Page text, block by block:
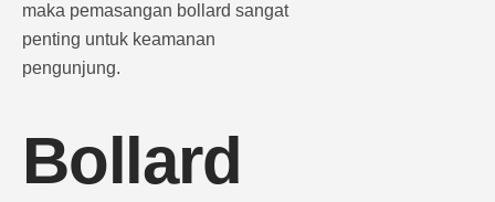
maka pemasangan bollard sangat
penting untuk keamanan
pengunjung.
Bollard